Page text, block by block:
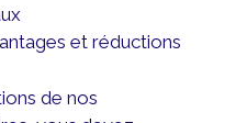
et réductions
de nos